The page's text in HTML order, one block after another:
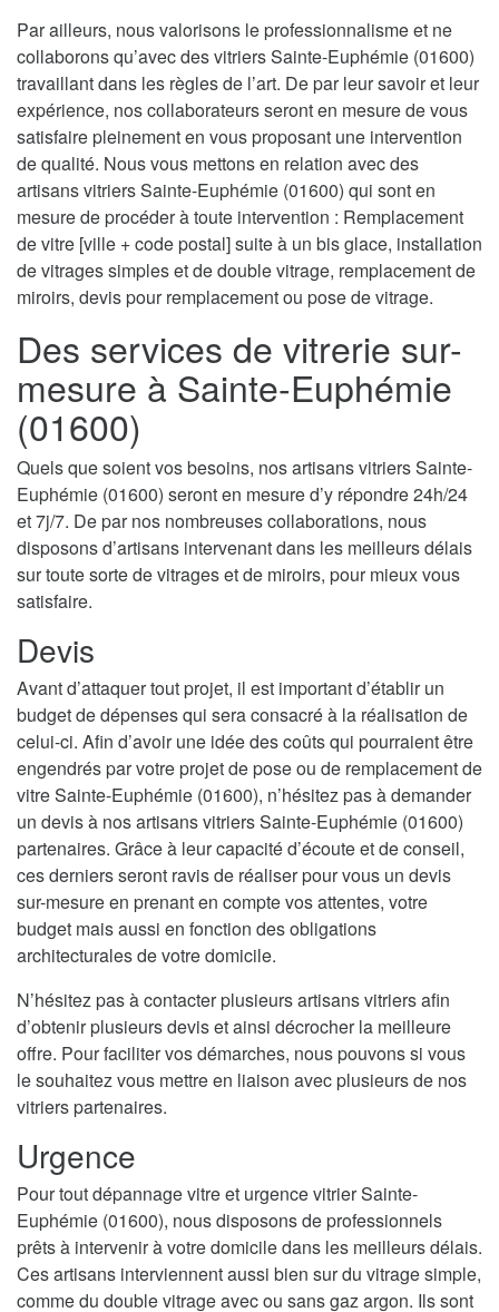
Par ailleurs, nous valorisons le professionnalisme et ne
collaborons qu’avec des vitriers Sainte-Euphémie (01600)
travaillant dans les règles de l’art. De par leur savoir et leur
expérience, nos collaborateurs seront en mesure de vous
satisfaire pleinement en vous proposant une intervention
de qualité. Nous vous mettons en relation avec des
artisans vitriers Sainte-Euphémie (01600) qui sont en
mesure de procéder à toute intervention : Remplacement
de vitre [ville + code postal] suite à un bis glace, installation
de vitrages simples et de double vitrage, remplacement de
miroirs, devis pour remplacement ou pose de vitrage.
Des services de vitrerie sur-
mesure à Sainte-Euphémie
(01600)
Quels que soient vos besoins, nos artisans vitriers Sainte-
Euphémie (01600) seront en mesure d’y répondre 24h/24
et 7j/7. De par nos nombreuses collaborations, nous
disposons d’artisans intervenant dans les meilleurs délais
sur toute sorte de vitrages et de miroirs, pour mieux vous
satisfaire.
Devis
Avant d’attaquer tout projet, il est important d’établir un
budget de dépenses qui sera consacré à la réalisation de
celui-ci. Afin d’avoir une idée des coûts qui pourraient être
engendrés par votre projet de pose ou de remplacement de
vitre Sainte-Euphémie (01600), n’hésitez pas à demander
un devis à nos artisans vitriers Sainte-Euphémie (01600)
partenaires. Grâce à leur capacité d’écoute et de conseil,
ces derniers seront ravis de réaliser pour vous un devis
sur-mesure en prenant en compte vos attentes, votre
budget mais aussi en fonction des obligations
architecturales de votre domicile.
N’hésitez pas à contacter plusieurs artisans vitriers afin
d’obtenir plusieurs devis et ainsi décrocher la meilleure
offre. Pour faciliter vos démarches, nous pouvons si vous
le souhaitez vous mettre en liaison avec plusieurs de nos
vitriers partenaires.
Urgence
Pour tout dépannage vitre et urgence vitrier Sainte-
Euphémie (01600), nous disposons de professionnels
prêts à intervenir à votre domicile dans les meilleurs délais.
Ces artisans interviennent aussi bien sur du vitrage simple,
comme du double vitrage avec ou sans gaz argon. Ils sont